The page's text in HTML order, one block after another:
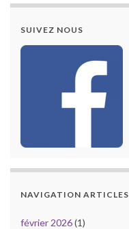
SUIVEZ NOUS
NAVIGATION ARTICLES
février 2026(1)